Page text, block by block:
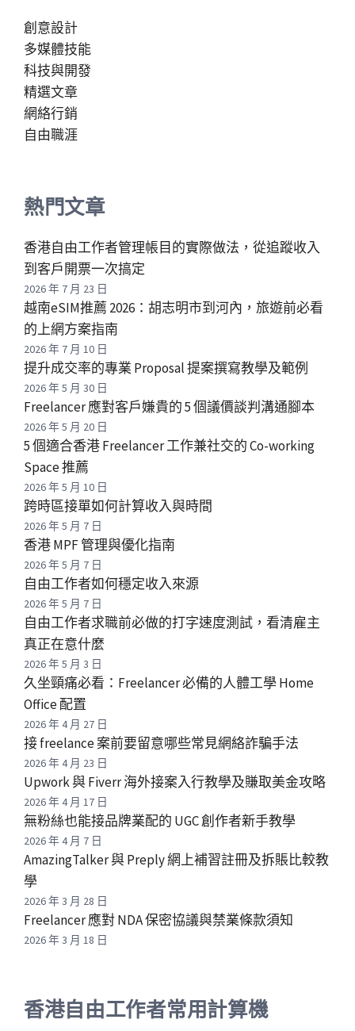
創意設計
多媒體技能
科技與開發
精選文章
網絡行銷
自由職涯
熱門文章
香港自由工作者管理帳目的實際做法，從追蹤收入
到客戶開票一次搞定
2026 年 7 月 23 日
越南eSIM推薦 2026：胡志明市到河內，旅遊前必看
的上網方案指南
2026 年 7 月 10 日
提升成交率的專業 Proposal 提案撰寫教學及範例
2026 年 5 月 30 日
Freelancer 應對客戶嫌貴的 5 個議價談判溝通腳本
2026 年 5 月 20 日
5 個適合香港 Freelancer 工作兼社交的 Co-working
Space 推薦
2026 年 5 月 10 日
跨時區接單如何計算收入與時間
2026 年 5 月 7 日
香港 MPF 管理與優化指南
2026 年 5 月 7 日
自由工作者如何穩定收入來源
2026 年 5 月 7 日
自由工作者求職前必做的打字速度測試，看清雇主
真正在意什麼
2026 年 5 月 3 日
久坐頸痛必看：Freelancer 必備的人體工學 Home
Office 配置
2026 年 4 月 27 日
接 freelance 案前要留意哪些常見網絡詐騙手法
2026 年 4 月 23 日
Upwork 與 Fiverr 海外接案入行教學及賺取美金攻略
2026 年 4 月 17 日
無粉絲也能接品牌業配的 UGC 創作者新手教學
2026 年 4 月 7 日
AmazingTalker 與 Preply 網上補習註冊及拆賬比較教
學
2026 年 3 月 28 日
Freelancer 應對 NDA 保密協議與禁業條款須知
2026 年 3 月 18 日
香港自由工作者常用計算機